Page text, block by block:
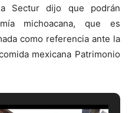
Sectur dijo que podrán
michoacana, que es
como referencia ante la
mexicana Patrimonio